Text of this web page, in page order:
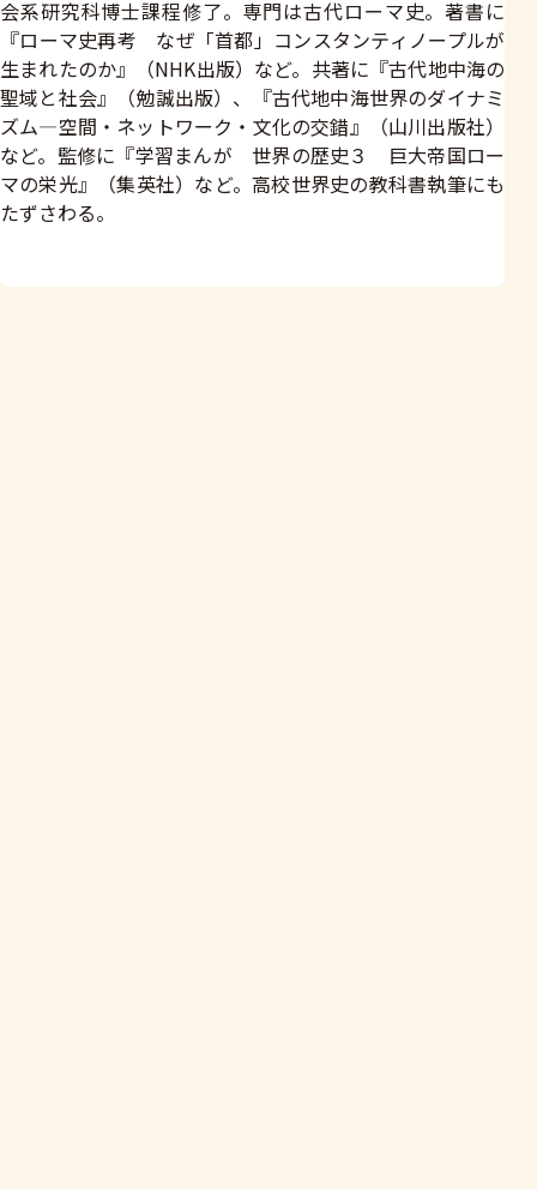
会系研究科博士課程修了。専門は古代ローマ史。著書に
『ローマ史再考 なぜ「首都」コンスタンティノープルが
生まれたのか』（NHK出版）など。共著に『古代地中海の
聖域と社会』（勉誠出版）、『古代地中海世界のダイナミ
ズム―空間・ネットワーク・文化の交錯』（山川出版社）
など。監修に『学習まんが 世界の歴史３ 巨大帝国ロー
マの栄光』（集英社）など。高校世界史の教科書執筆にも
たずさわる。